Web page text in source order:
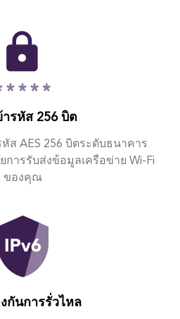
ารหัส 256 บิต
หัส AES 256 บิตระดับธนาคาร
ารรับส่งข้อมูลเครือข่าย Wi-Fi
ของคุณ
กันการรั่วไหล